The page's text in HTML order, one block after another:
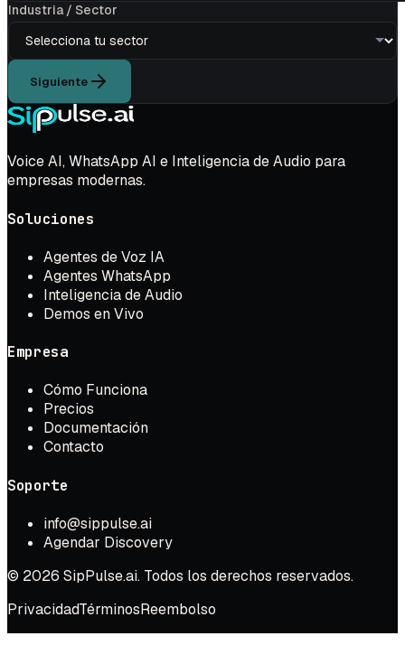
Industria / Sector
Siguiente
Voice AI, WhatsApp AI e Inteligencia de Audio para
empresas modernas.
Soluciones
Agentes de Voz IA
Agentes WhatsApp
Inteligencia de Audio
Demos en Vivo
Empresa
Cómo Funciona
Precios
Documentación
Contacto
Soporte
info@sippulse.ai
Agendar Discovery
© 2026 SipPulse.ai. Todos los derechos reservados.
PrivacidadTérminosReembolso